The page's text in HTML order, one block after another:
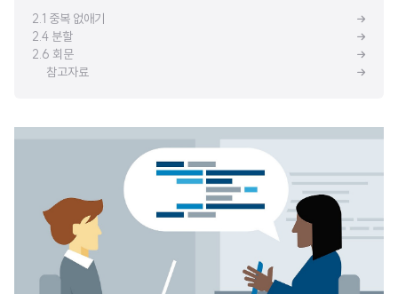
2.1 중복 없애기
2.4 분할
2.6 회문
참고자료